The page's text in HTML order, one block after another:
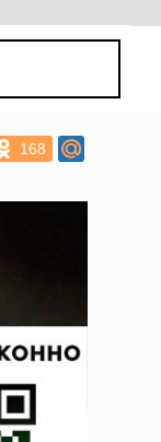
168